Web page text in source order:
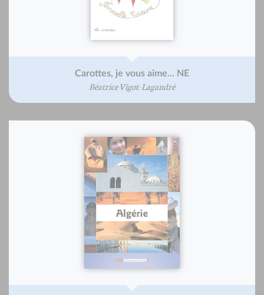
Carottes, je vous aime... NE
Béatrice Vigot-Lagandré